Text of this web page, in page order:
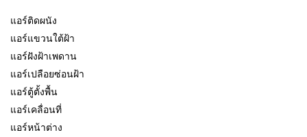
แอร์ติดผนัง
แอร์แขวนใต้ฝ้า
แอร์ฝังฝ้าเพดาน
แอร์เปลือยซ่อนฝ้า
แอร์ตู้ตั้งพื้น
แอร์เคลื่อนที่
แอร์หน้าต่าง